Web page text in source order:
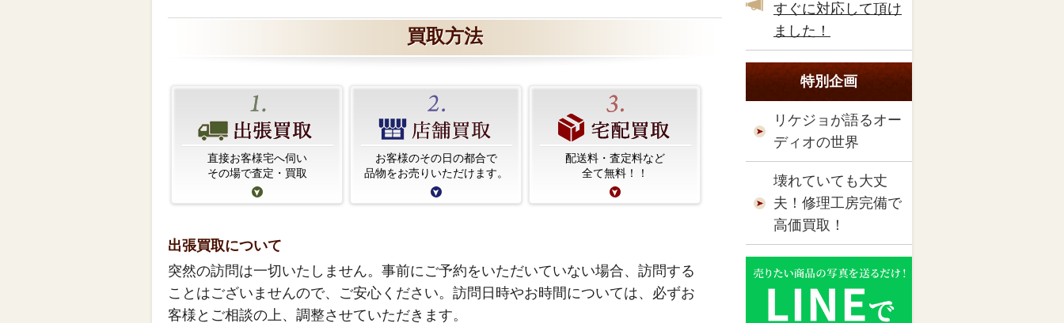
買取方法
直接お客様宅へ伺い
その場で査定・買取
お客様のその日の都合で
品物をお売りいただけます。
配送料・査定料など
全て無料！！
出張買取について
突然の訪問は一切いたしません。事前にご予約をいただいていない場合、訪問する
ことはございませんので、ご安心ください。訪問日時やお時間については、必ずお
客様とご相談の上、調整させていただきます。
すぐに対応して頂け
ました！
特別企画
リケジョが語るオー
ディオの世界
壊れていても大丈
夫！修理工房完備で
高価買取！